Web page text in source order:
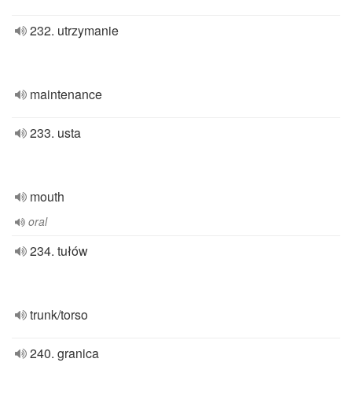
232. utrzymanie
maintenance
233. usta
mouth
oral
234. tułów
trunk/torso
240. granica